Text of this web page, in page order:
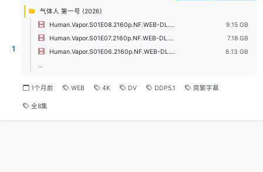
1
气体人 第一号 (2026)
Human.Vapor.S01E08.2160p.NF.WEB-DL.DDP5.1.DV.H.265.mkv
9.15 GB
Human.Vapor.S01E07.2160p.NF.WEB-DL.DDP5.1.DV.H.265.mkv
7.18 GB
Human.Vapor.S01E06.2160p.NF.WEB-DL.DDP5.1.DV.H.265.mkv
6.13 GB
...
1个月前 WEB 4K DV DDP5.1 简繁字幕
全8集